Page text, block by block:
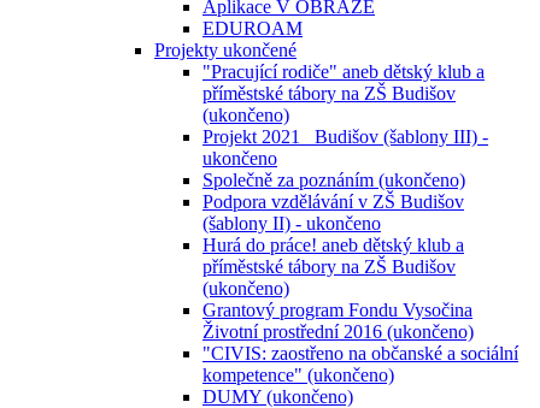
Aplikace V OBRAZE
EDUROAM
Projekty ukončené
"Pracující rodiče" aneb dětský klub a
příměstské tábory na ZŠ Budišov
(ukončeno)
Projekt 2021_ Budišov (šablony III) -
ukončeno
Společně za poznáním (ukončeno)
Podpora vzdělávání v ZŠ Budišov
(šablony II) - ukončeno
Hurá do práce! aneb dětský klub a
příměstské tábory na ZŠ Budišov
(ukončeno)
Grantový program Fondu Vysočina
Životní prostřední 2016 (ukončeno)
"CIVIS: zaostřeno na občanské a sociální
kompetence" (ukončeno)
DUMY (ukončeno)